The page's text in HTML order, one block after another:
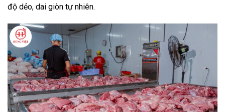
độ dẻo, dai giòn tự nhiên.